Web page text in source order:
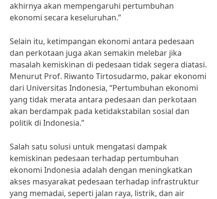
akhirnya akan mempengaruhi pertumbuhan
ekonomi secara keseluruhan.”
Selain itu, ketimpangan ekonomi antara pedesaan
dan perkotaan juga akan semakin melebar jika
masalah kemiskinan di pedesaan tidak segera diatasi.
Menurut Prof. Riwanto Tirtosudarmo, pakar ekonomi
dari Universitas Indonesia, “Pertumbuhan ekonomi
yang tidak merata antara pedesaan dan perkotaan
akan berdampak pada ketidakstabilan sosial dan
politik di Indonesia.”
Salah satu solusi untuk mengatasi dampak
kemiskinan pedesaan terhadap pertumbuhan
ekonomi Indonesia adalah dengan meningkatkan
akses masyarakat pedesaan terhadap infrastruktur
yang memadai, seperti jalan raya, listrik, dan air